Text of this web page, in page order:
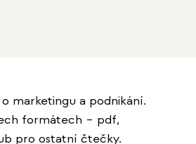
marketingu a podnikání.
formátech – pdf,
pro ostatní čtečky.